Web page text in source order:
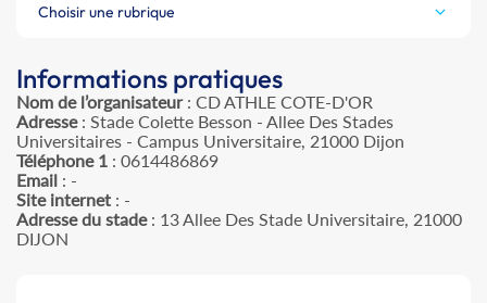
Choisir une rubrique
Informations pratiques
Nom de l’organisateur: CD ATHLE COTE-D'OR
Adresse: Stade Colette Besson - Allee Des Stades
Universitaires - Campus Universitaire, 21000 Dijon
Téléphone 1 : 0614486869
Email : -
Site internet : -
Adresse du stade: 13 Allee Des Stade Universitaire, 21000
DIJON